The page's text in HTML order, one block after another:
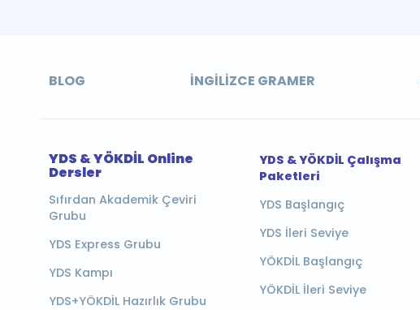
BLOG İNGILIZCE GRAMER
YDS & YÖKDİL Online
Dersler
Sıfırdan Akademik Çeviri
Grubu
YDS Express Grubu
YDS Kampı
YDS+YÖKDİL Hazırlık Grubu
YDS & YÖKDİL Çalışma
Paketleri
YDS Başlangıç
YDS İleri Seviye
YÖKDİL Başlangıç
YÖKDİL İleri Seviye